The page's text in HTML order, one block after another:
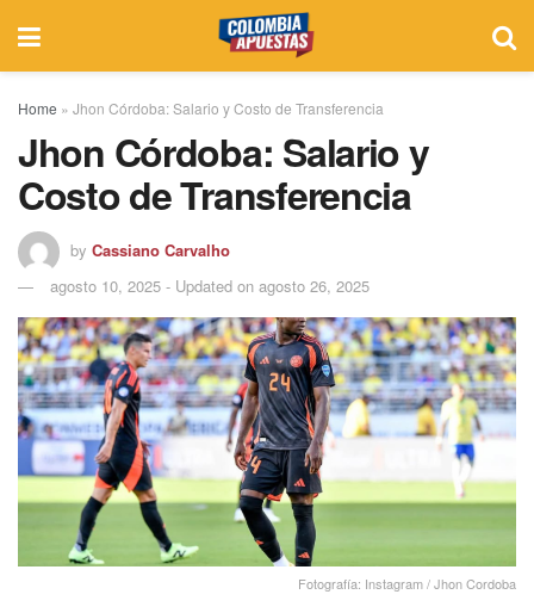
Home » Jhon Córdoba: Salario y Costo de Transferencia
Jhon Córdoba: Salario y
Costo de Transferencia
by Cassiano Carvalho
agosto 10, 2025 - Updated on agosto 26, 2025
Fotografía: Instagram / Jhon Cordoba